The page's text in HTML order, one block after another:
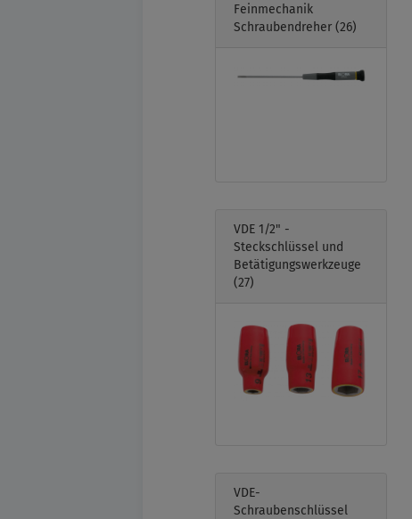
Feinmechanik
Schraubendreher (26)
VDE 1/2" -
Steckschlüssel und
Betätigungswerkzeuge
(27)
VDE-
Schraubenschlüssel